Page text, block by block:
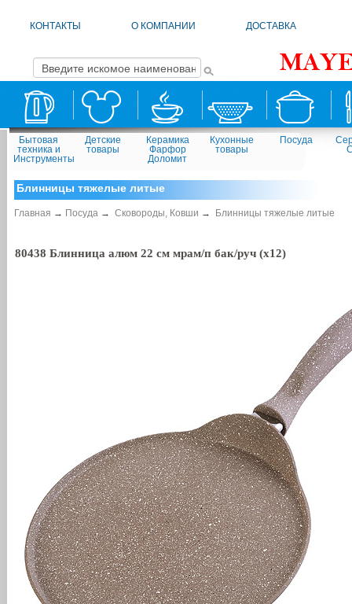
КОНТАКТЫ О КОМПАНИИ ДОСТАВКА
Бытовая
техника и
Инструменты
Детские
товары
Керамика
Фарфор
Доломит
Кухонные
товары
Посуда
Блинницы тяжелые литые
Главная → Посуда→ Сковороды, Ковши → Блинницы тяжелые литые
80438 Блинница алюм 22 см мрам/п бак/руч (х12)